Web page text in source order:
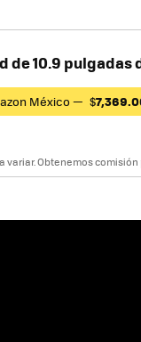
de 10.9
México — $
variar. Obtenemos